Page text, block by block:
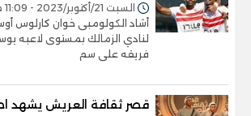
السبت 21/أكتوبر/2023 - 11:09 م
أشاد الكولومبى خوان كارلوس
لنادي الزمالك بمستوى لاعبه
فريقه على سم
قصر ثقافة العريش يشهد